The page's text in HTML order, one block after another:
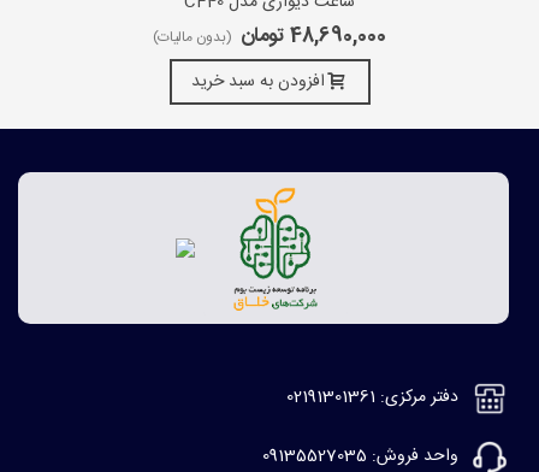
48,690,000 تومان (بدون مالیات)
افزودن به سبد خرید
دفتر مرکزی: 02191301361
واحد فروش: 09135527035